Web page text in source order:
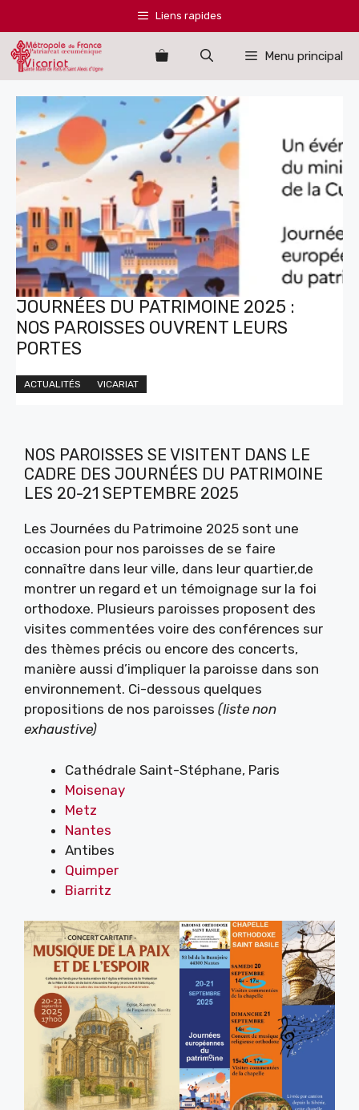
au
contenu
Liens rapides
Menu principal
JOURNÉES DU PATRIMOINE 2025 :
NOS PAROISSES OUVRENT LEURS
PORTES
ACTUALITÉS VICARIAT
NOS PAROISSES SE VISITENT DANS LE
CADRE DES JOURNÉES DU PATRIMOINE
LES 20-21 SEPTEMBRE 2025
Les Journées du Patrimoine 2025 sont une
occasion pour nos paroisses de se faire
connaître dans leur ville, dans leur quartier,de
montrer un regard et un témoignage sur la foi
orthodoxe. Plusieurs paroisses proposent des
visites commentées voire des conférences sur
des thèmes précis ou encore des concerts,
manière aussi d’impliquer la paroisse dans son
environnement. Ci-dessous quelques
propositions de nos paroisses (liste non
exhaustive)
Cathédrale Saint-Stéphane, Paris
Moisenay
Metz
Nantes
Antibes
Quimper
Biarritz